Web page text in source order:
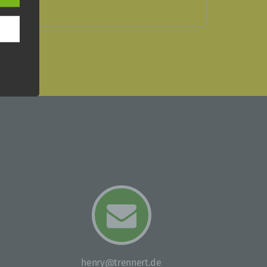
henry@trennert.de